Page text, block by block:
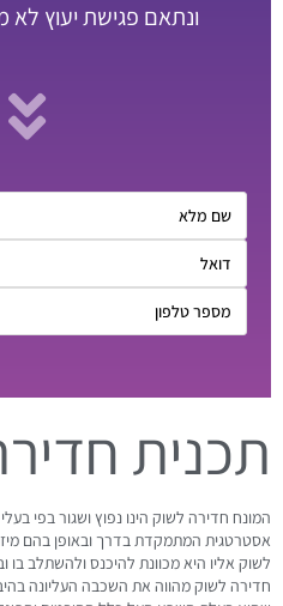
ונתאם פגישת יעוץ לא
תכנית
המונח חדירה לשוק הינו נפוץ ושגור בפי
אסטרטגית המתמקדת בדרך ובאופן בהם
לשוק אליו היא מכוונת להיכנס ולהשתלב בו
חדירה לשוק מהווה את השכבה העליונה